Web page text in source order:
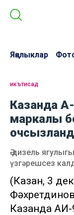
Яңалыклар
икътисад
Казанда
маркалы
Ә дизель
үзгәрешсез
(Казан, 3
Казанда